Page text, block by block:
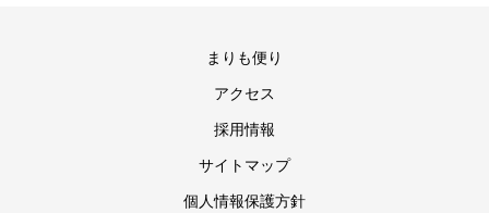
まりも便り
アクセス
採用情報
サイトマップ
個人情報保護方針
よくあるご質問にお答えします